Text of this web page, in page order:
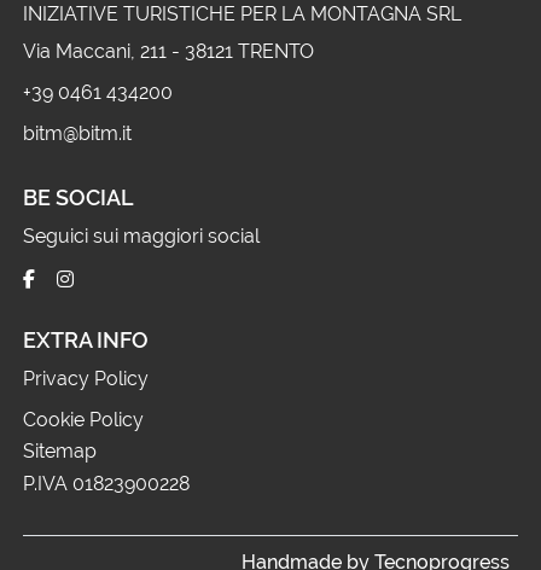
INIZIATIVE TURISTICHE PER LA MONTAGNA SRL
Via Maccani, 211 - 38121 TRENTO
+39 0461 434200
bitm@bitm.it
BE SOCIAL
Seguici sui maggiori social
EXTRA INFO
Privacy Policy
Cookie Policy
Sitemap
P.IVA 01823900228
Handmade by Tecnoprogress